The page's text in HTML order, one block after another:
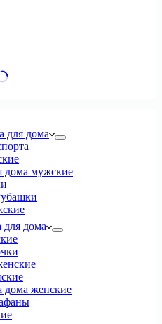
для дома
дома мужские
для дома
женские